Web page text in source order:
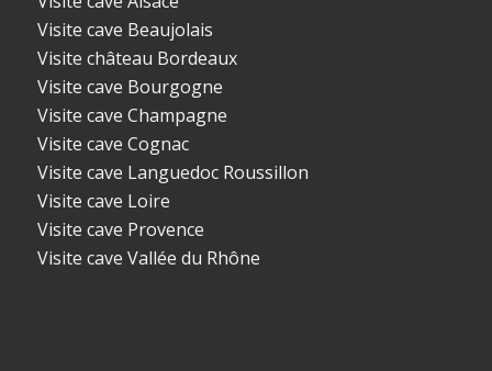
Visite cave Beaujolais
Visite château Bordeaux
Visite cave Bourgogne
Visite cave Champagne
Visite cave Cognac
Visite cave Languedoc Roussillon
Visite cave Loire
Visite cave Provence
Visite cave Vallée du Rhône